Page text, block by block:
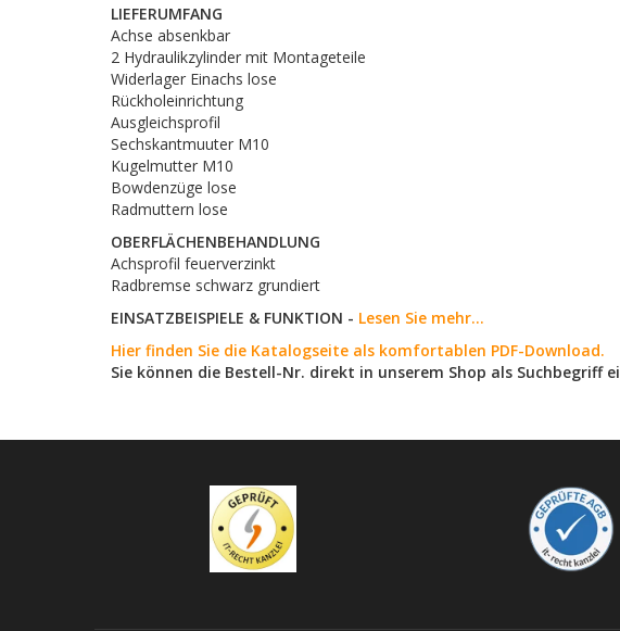
LIEFERUMFANG
Achse absenkbar
2 Hydraulikzylinder mit Montageteile
Widerlager Einachs lose
Rückholeinrichtung
Ausgleichsprofil
Sechskantmuuter M10
Kugelmutter M10
Bowdenzüge lose
Radmuttern lose
OBERFLÄCHENBEHANDLUNG
Achsprofil feuerverzinkt
Radbremse schwarz grundiert
EINSATZBEISPIELE & FUNKTION - Lesen Sie mehr...
Hier finden Sie die Katalogseite als komfortablen PDF-Download.
Sie können die Bestell-Nr. direkt in unserem Shop als Suchbegriff